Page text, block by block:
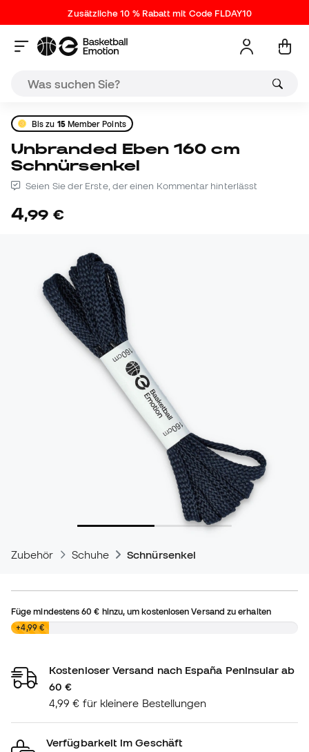
Zusätzliche 10 % Rabatt mit Code FLDAY10
Bis zu 15Member Points
Unbranded Eben 160 cm
Schnürsenkel
Seien Sie der Erste, der einen Kommentar hinterlässt
4,99 €
Zubehör Schuhe Schnürsenkel
Füge mindestens60 € hinzu, um kostenlosen Versand zu erhalten
0,00 €
+4,99 €
Kostenloser Versand nach España Peninsular ab
60 €
4,99 € für kleinere Bestellungen
Verfügbarkeit im Geschäft